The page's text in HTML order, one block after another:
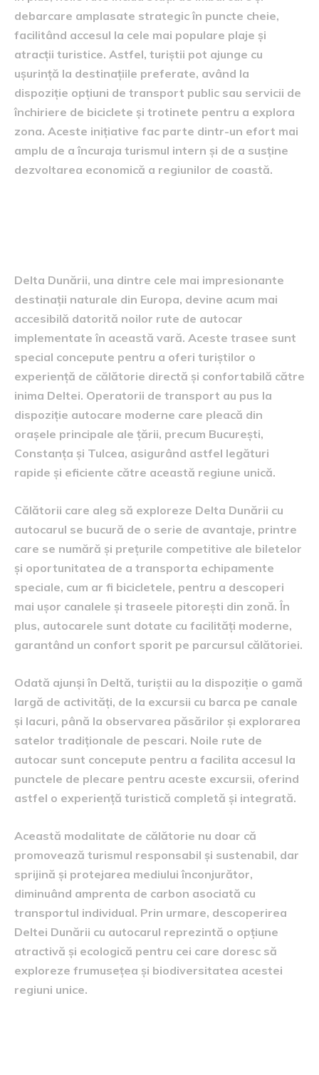
debarcare amplasate strategic în puncte cheie,
facilitând accesul la cele mai populare plaje și
atracții turistice. Astfel, turiștii pot ajunge cu
ușurință la destinațiile preferate, având la
dispoziție opțiuni de transport public sau servicii de
închiriere de biciclete și trotinete pentru a explora
zona. Aceste inițiative fac parte dintr-un efort mai
amplu de a încuraja turismul intern și de a susține
dezvoltarea economică a regiunilor de coastă.
Delta Dunării, una dintre cele mai impresionante
destinații naturale din Europa, devine acum mai
accesibilă datorită noilor rute de autocar
implementate în această vară. Aceste trasee sunt
special concepute pentru a oferi turiștilor o
experiență de călătorie directă și confortabilă către
inima Deltei. Operatorii de transport au pus la
dispoziție autocare moderne care pleacă din
orașele principale ale țării, precum București,
Constanța și Tulcea, asigurând astfel legături
rapide și eficiente către această regiune unică.
Călătorii care aleg să exploreze Delta Dunării cu
autocarul se bucură de o serie de avantaje, printre
care se numără și prețurile competitive ale biletelor
și oportunitatea de a transporta echipamente
speciale, cum ar fi bicicletele, pentru a descoperi
mai ușor canalele și traseele pitorești din zonă. În
plus, autocarele sunt dotate cu facilități moderne,
garantând un confort sporit pe parcursul călătoriei.
Odată ajunși în Deltă, turiștii au la dispoziție o gamă
largă de activități, de la excursii cu barca pe canale
și lacuri, până la observarea păsărilor și explorarea
satelor tradiționale de pescari. Noile rute de
autocar sunt concepute pentru a facilita accesul la
punctele de plecare pentru aceste excursii, oferind
astfel o experiență turistică completă și integrată.
Această modalitate de călătorie nu doar că
promovează turismul responsabil și sustenabil, dar
sprijină și protejarea mediului înconjurător,
diminuând amprenta de carbon asociată cu
transportul individual. Prin urmare, descoperirea
Deltei Dunării cu autocarul reprezintă o opțiune
atractivă și ecologică pentru cei care doresc să
exploreze frumusețea și biodiversitatea acestei
regiuni unice.